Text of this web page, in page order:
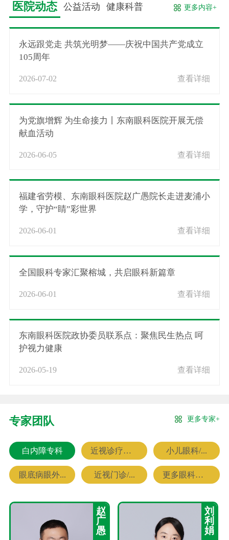
医院动态 公益活动 健康科普 更多内容+
永远跟党走 共筑光明梦——庆祝中国共产党成立
105周年
2026-07-02 查看详细
为党旗增辉 为生命接力丨东南眼科医院开展无偿
献血活动
2026-06-05 查看详细
福建省劳模、东南眼科医院赵广愚院长走进麦浦小
学，守护“睛”彩世界
2026-06-01 查看详细
全国眼科专家汇聚榕城，共启眼科新篇章
2026-06-01 查看详细
东南眼科医院政协委员联系点：聚焦民生热点 呵
护视力健康
2026-05-19 查看详细
专家团队 更多专家+
白内障专科 近视诊疗专科 小儿眼科/...
眼底病眼外... 近视门诊/... 更多眼科专家
赵
广
愚
刘
利
娟